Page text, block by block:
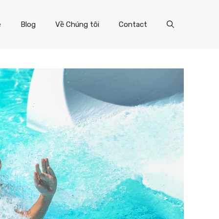
Blog Về Chúng tôi Contact